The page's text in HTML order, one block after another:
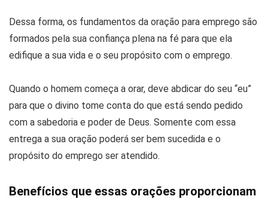
Dessa forma, os fundamentos da oração para emprego são
formados pela sua confiança plena na fé para que ela
edifique a sua vida e o seu propósito com o emprego.
Quando o homem começa a orar, deve abdicar do seu “eu”
para que o divino tome conta do que está sendo pedido
com a sabedoria e poder de Deus. Somente com essa
entrega a sua oração poderá ser bem sucedida e o
propósito do emprego ser atendido.
Benefícios que essas orações proporcionam